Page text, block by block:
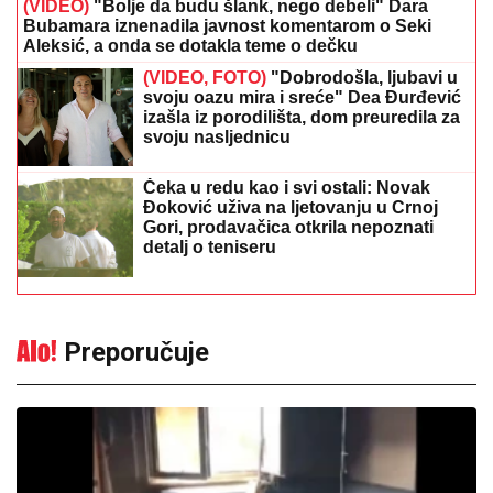
svoju nasljednicu
Čeka u redu kao i svi ostali: Novak
Đoković uživa na ljetovanju u Crnoj
Gori, prodavačica otkrila nepoznati
detalj o teniseru
Preporučuje